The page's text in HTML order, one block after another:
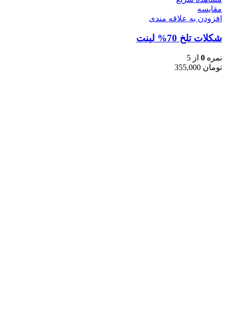
مقایسه
افزودن به علاقه مندی
شکلات تلخ 70% لینت
نمره 0 از 5
تومان